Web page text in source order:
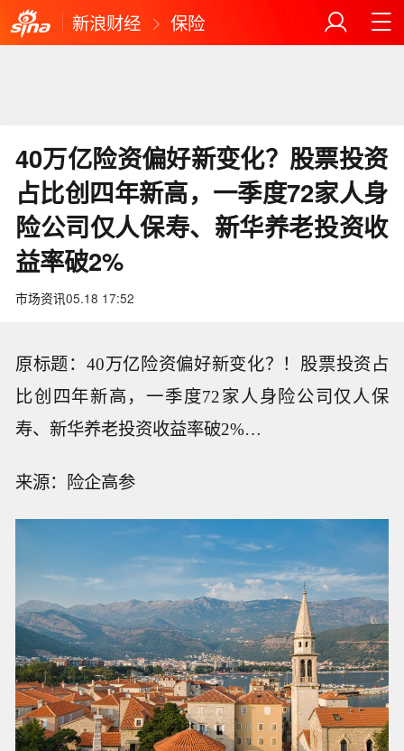
新浪财经 保险
40万亿险资偏好新变化？股票投资
占比创四年新高，一季度72家人身
险公司仅人保寿、新华养老投资收
益率破2%
市场资讯05.18 17:52
原标题：40万亿险资偏好新变化？！股票投资占
比创四年新高，一季度72家人身险公司仅人保
寿、新华养老投资收益率破2%…
来源：险企高参